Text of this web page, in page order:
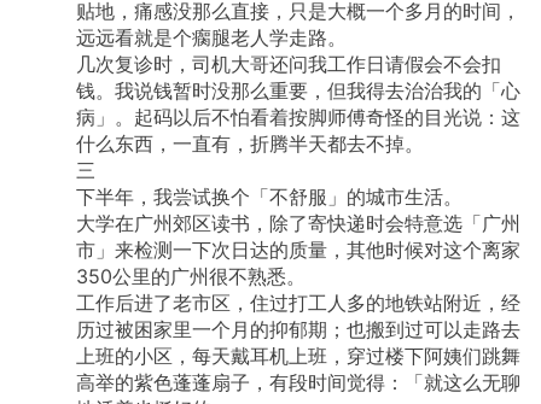
贴地，痛感没那么直接，只是大概一个多月的时间，
远远看就是个瘸腿老人学走路。
几次复诊时，司机大哥还问我工作日请假会不会扣
钱。我说钱暂时没那么重要，但我得去治治我的「心
病」。起码以后不怕看着按脚师傅奇怪的目光说：这
什么东西，一直有，折腾半天都去不掉。
三
下半年，我尝试换个「不舒服」的城市生活。
大学在广州郊区读书，除了寄快递时会特意选「广州
市」来检测一下次日达的质量，其他时候对这个离家
350公里的广州很不熟悉。
工作后进了老市区，住过打工人多的地铁站附近，经
历过被困家里一个月的抑郁期；也搬到过可以走路去
上班的小区，每天戴耳机上班，穿过楼下阿姨们跳舞
高举的紫色蓬蓬扇子，有段时间觉得：「就这么无聊